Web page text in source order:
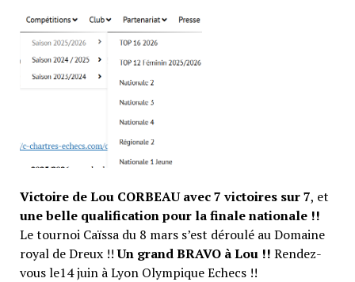
Victoire de Lou CORBEAU avec 7 victoires sur 7, et
une belle qualification pour la finale nationale !!
Le tournoi Caïssa du 8 mars s’est déroulé au Domaine
royal de Dreux !!Un grand BRAVO à Lou !! Rendez-
vous le14 juin à Lyon Olympique Echecs !!